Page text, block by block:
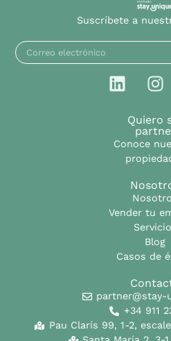
Suscríbete a
Quiero
Conoce
Vender tu
Blog
Casos de
partner@stay-
+34 911
Pau Clarís 99, 1-2,